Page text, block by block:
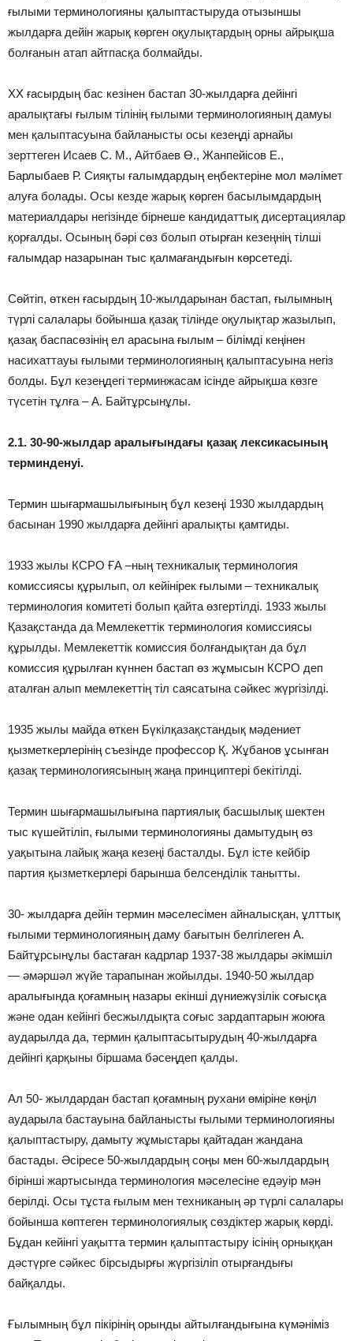
ғылыми терминологияны қалыптастыруда отызыншы
жылдарға дейін жарық көрген оқулықтардың орны айрықша
болғанын атап айтпасқа болмайды.
ХХ ғасырдың бас кезінен бастап 30-жылдарға дейінгі
аралықтағы ғылым тілінің ғылыми терминологияның дамуы
мен қалыптасуына байланысты осы кезеңді арнайы
зерттеген Исаев С. М., Айтбаев Ө., Жанпейісов Е.,
Барлыбаев Р. Сияқты ғалымдардың еңбектеріне мол мәлімет
алуға болады. Осы кезде жарық көрген басылымдардың
материалдары негізінде бірнеше кандидаттық дисертациялар
қорғалды. Осының бәрі сөз болып отырған кезеңнің тілші
ғалымдар назарынан тыс қалмағандығын көрсетеді.
Сөйтіп, өткен ғасырдың 10-жылдарынан бастап, ғылымның
түрлі салалары бойынша қазақ тілінде оқулықтар жазылып,
қазақ баспасөзінің ел арасына ғылым – білімді кеңінен
насихаттауы ғылыми терминологияның қалыптасуына негіз
болды. Бұл кезеңдегі терминжасам ісінде айрықша көзге
түсетін тұлға – А. Байтұрсынұлы.
2.1. 30-90-жылдар аралығындағы қазақ лексикасының
терминденуі.
Термин шығармашылығының бұл кезеңі 1930 жылдардың
басынан 1990 жылдарға дейінгі аралықты қамтиды.
1933 жылы КСРО ҒА –ның техникалық терминология
комиссиясы құрылып, ол кейінірек ғылыми – техникалық
терминология комитеті болып қайта өзгертілді. 1933 жылы
Қазақстанда да Мемлекеттік терминология комиссиясы
құрылды. Мемлекеттік комиссия болғандықтан да бұл
комиссия құрылған күннен бастап өз жұмысын КСРО деп
аталған алып мемлекеттің тіл саясатына сәйкес жүргізілді.
1935 жылы майда өткен Бүкілқазақстандық мәдениет
қызметкерлерінің съезінде профессор Қ. Жұбанов ұсынған
қазақ терминологиясының жаңа принциптері бекітілді.
Термин шығармашылығына партиялық басшылық шектен
тыс күшейтіліп, ғылыми терминологияны дамытудың өз
уақытына лайық жаңа кезеңі басталды. Бұл істе кейбір
партия қызметкерлері барынша белсенділік танытты.
30- жылдарға дейін термин мәселесімен айналысқан, ұлттық
ғылыми терминологияның даму бағытын белгілеген А.
Байтұрсынұлы бастаған кадрлар 1937-38 жылдары әкімшіл
— әмәршәл жүйе тарапынан жойылды. 1940-50 жылдар
аралығында қоғамның назары екінші дүниежүзілік соғысқа
және одан кейінгі бесжылдықта соғыс зардаптарын жоюға
аударылда да, термин қалыптасытырудың 40-жылдарға
дейінгі қарқыны біршама бәсеңдеп қалды.
Ал 50- жылдардан бастап қоғамның рухани өміріне көңіл
аударыла бастауына байланысты ғылыми терминологияны
қалыптастыру, дамыту жұмыстары қайтадан жандана
бастады. Әсіресе 50-жылдардың соңы мен 60-жылдардың
бірінші жартысында терминология мәселесіне едәуір мән
берілді. Осы тұста ғылым мен техниканың әр түрлі салалары
бойынша көптеген терминологиялық сөздіктер жарық көрді.
Бұдан кейінгі уақытта термин қалыптастыру ісінің орныққан
дәстүрге сәйкес бірсыдырғы жүргізіліп отырғандығы
байқалды.
Ғылымның бұл пікірінің орынды айтылғандығына күмәніміз